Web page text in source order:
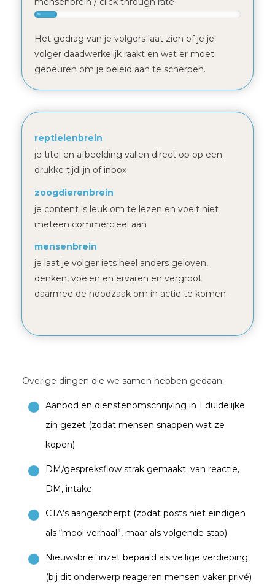
11%
Het gedrag van je volgers laat zien of je je
volger daadwerkelijk raakt en wat er moet
gebeuren om je beleid aan te scherpen.
reptielenbrein
je titel en afbeelding vallen direct op op een
drukke tijdlijn of inbox
zoogdierenbrein
je content is leuk om te lezen en voelt niet
meteen commercieel aan
mensenbrein
je laat je volger iets heel anders geloven,
denken, voelen en ervaren en vergroot
daarmee de noodzaak om in actie te komen.
Overige dingen die we samen hebben gedaan:
Aanbod en dienstenomschrijving in 1 duidelijke
zin gezet (zodat mensen snappen wat ze
kopen)
DM/gespreksflow strak gemaakt: van reactie,
DM, intake
CTA’s aangescherpt (zodat posts niet eindigen
als “mooi verhaal”, maar als volgende stap)
Nieuwsbrief inzet bepaald als veilige verdieping
(bij dit onderwerp reageren mensen vaker privé)